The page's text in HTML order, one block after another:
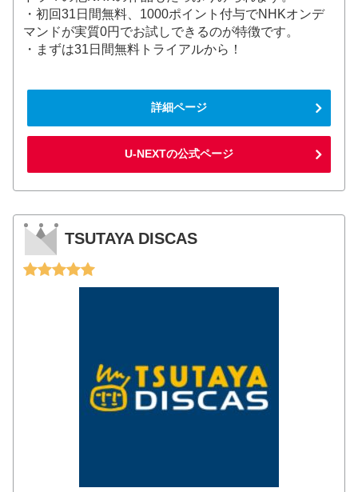
・初回31日間無料、1000ポイント付与でNHKオンデ
マンドが実質0円でお試しできるのが特徴です。
・まずは31日間無料トライアルから！
詳細ページ
U-NEXTの公式ページ
TSUTAYA DISCAS